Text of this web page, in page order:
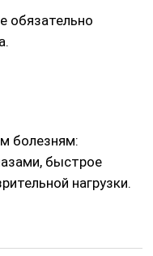
обязательно
болезням:
быстрое
нагрузки.